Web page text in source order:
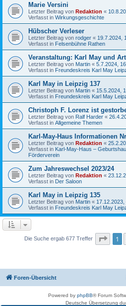
Marie Versini
Letzter Beitrag von Redaktion «
Verfasst in Wirkungsgeschichte
Hübscher Verleser
Letzter Beitrag von rodger « 19.7.2024,
Verfasst in Felsenbühne Rathen
Veranstaltung: Karl May und
Letzter Beitrag von Martin « 5.7.2024,
Verfasst in Freundeskreis Karl May
Karl May in Leipzig 137
Letzter Beitrag von Martin « 15.5.2024,
Verfasst in Freundeskreis Karl May
Christoph F. Lorenz ist
Letzter Beitrag von Ralf Harder «
Verfasst in Allgemeine Themen
Karl-May-Haus Informationen
Letzter Beitrag von Redaktion «
Verfasst in Karl-May-Haus –
Förderverein
Zum Jahreswechsel 2023/24
Letzter Beitrag von Redaktion «
Verfasst in Der Saloon
Karl May in Leipzig 135
Letzter Beitrag von Martin « 17.12.2023,
Verfasst in Freundeskreis Karl May
Die Suche ergab 677 Treffer Seite
1
Foren-Übersicht
Powered by phpBB® Forum
Deutsche Übersetzung